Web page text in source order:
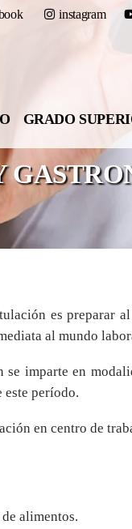
instagram
GRADO
es preparar
al mundo
imparte en
este período.
en centro de
alimentos.